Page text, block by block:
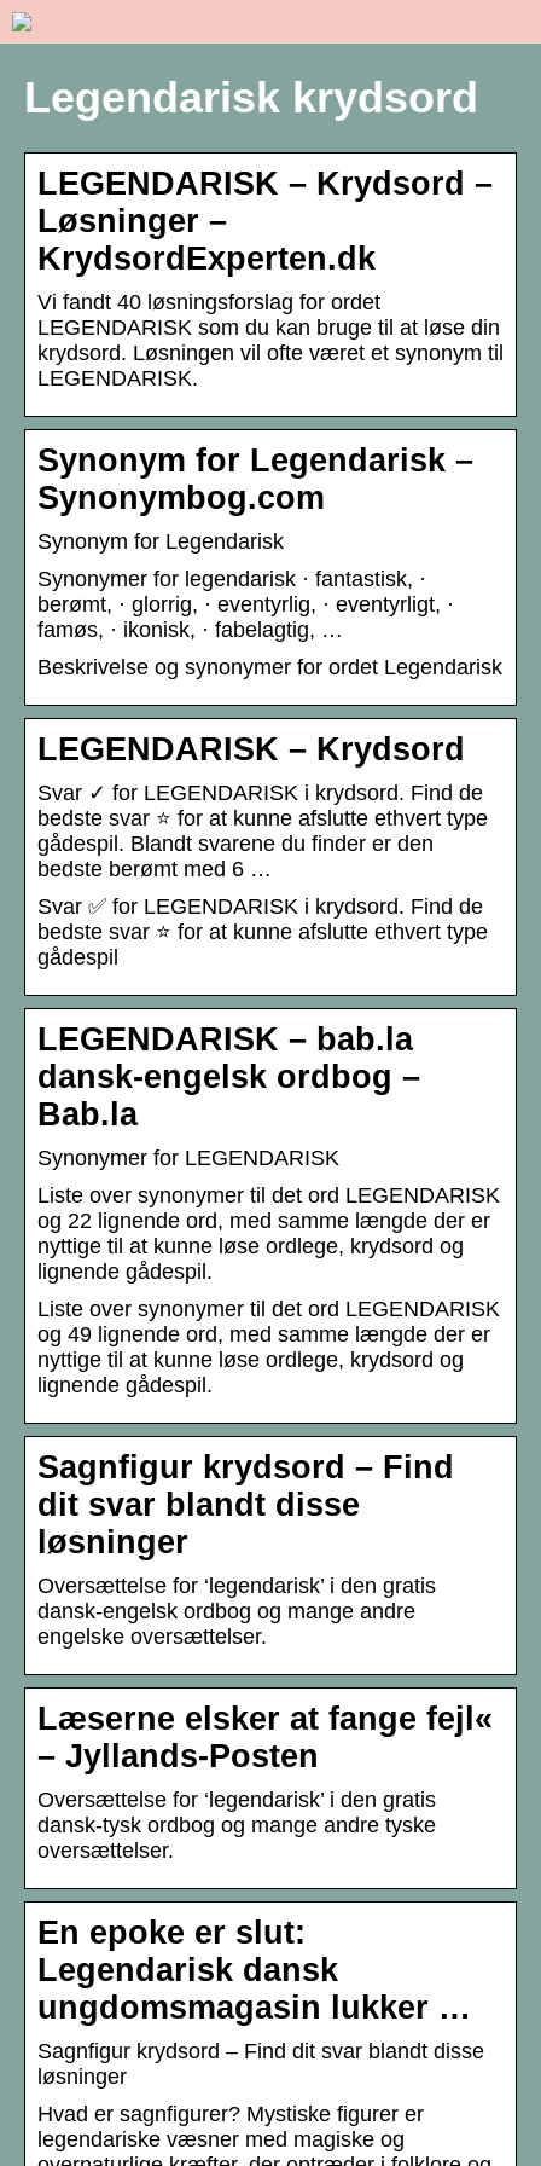
Legendarisk krydsord
LEGENDARISK – Krydsord –
Løsninger –
KrydsordExperten.dk
Vi fandt 40 løsningsforslag for ordet
LEGENDARISK som du kan bruge til at løse din
krydsord. Løsningen vil ofte været et synonym til
LEGENDARISK.
Synonym for Legendarisk –
Synonymbog.com
Synonym for Legendarisk
Synonymer for legendarisk · fantastisk, ·
berømt, · glorrig, · eventyrlig, · eventyrligt, ·
famøs, · ikonisk, · fabelagtig, …
Beskrivelse og synonymer for ordet Legendarisk
LEGENDARISK – Krydsord
Svar ✓ for LEGENDARISK i krydsord. Find de
bedste svar ⭐ for at kunne afslutte ethvert type
gådespil. Blandt svarene du finder er den
bedste berømt med 6 …
Svar ✅ for LEGENDARISK i krydsord. Find de
bedste svar ⭐ for at kunne afslutte ethvert type
gådespil
LEGENDARISK – bab.la
dansk-engelsk ordbog –
Bab.la
Synonymer for LEGENDARISK
Liste over synonymer til det ord LEGENDARISK
og 22 lignende ord, med samme længde der er
nyttige til at kunne løse ordlege, krydsord og
lignende gådespil.
Liste over synonymer til det ord LEGENDARISK
og 49 lignende ord, med samme længde der er
nyttige til at kunne løse ordlege, krydsord og
lignende gådespil.
Sagnfigur krydsord – Find
dit svar blandt disse
løsninger
Oversættelse for ‘legendarisk’ i den gratis
dansk-engelsk ordbog og mange andre
engelske oversættelser.
Læserne elsker at fange fejl«
– Jyllands-Posten
Oversættelse for ‘legendarisk’ i den gratis
dansk-tysk ordbog og mange andre tyske
oversættelser.
En epoke er slut:
Legendarisk dansk
ungdomsmagasin lukker …
Sagnfigur krydsord – Find dit svar blandt disse
løsninger
Hvad er sagnfigurer? Mystiske figurer er
legendariske væsner med magiske og